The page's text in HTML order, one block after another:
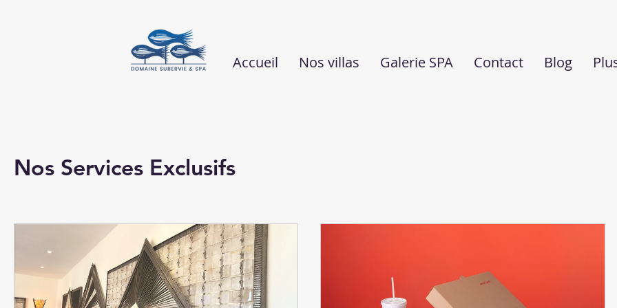
Accueil Nos villas Galerie SPA Contact Blog
Nos Services Exclusifs